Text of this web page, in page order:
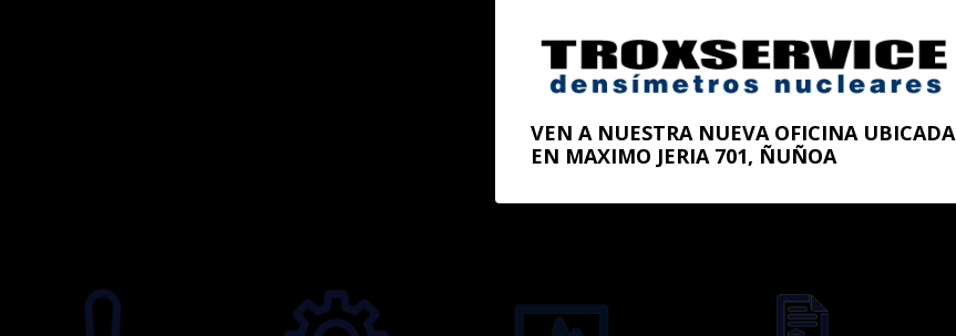
VEN A NUESTRA NUEVA OFICINA UBICADA
EN MAXIMO JERIA 701, ÑUÑOA